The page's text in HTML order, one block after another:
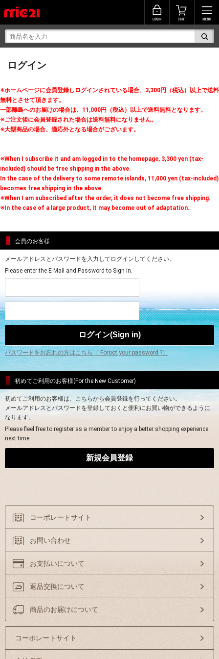
ログイン
※ホームページに会員登録しログインされている場合、3,300円（税込）以上で送料
無料とさせて頂きます。
一部離島へのお届けの場合は、11,000円（税込）以上で送料無料となります。
※ご注文後に会員登録された場合は送料無料になりません。
※大型商品の場合、適応外となる場合がございます。
※When I subscribe it and am logged in to the homepage, 3,300 yen (tax-
included) should be free shipping in the above.
In the case of the delivery to some remote islands, 11,000 yen (tax-included)
becomes free shipping in the above.
※When I am subscribed after the order, it does not become free shipping.
※In the case of a large product, it may become out of adaptation.
会員のお客様
メールアドレスとパスワードを入力してログインしてください。
Please enter the E-Mail and Password to Sign in.
パスワードをお忘れの方はこちら（ Forgot your password ?）
初めてご利用のお客様(For the New Customer)
初めてご利用のお客様は、こちらから会員登録を行ってください。
メールアドレスとパスワードを登録しておくと便利にお買い物ができるように
なります。
Please fleel free to register as a member to enjoy a better shopping experience
next time.
コーポレートサイト
お問い合わせ
お支払いについて
返品交換について
商品のお届けについて
コーポレートサイト